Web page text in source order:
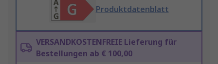
Produktdatenblatt
VERSANDKOSTENFREIE Lieferung für
Bestellungen ab € 100,00